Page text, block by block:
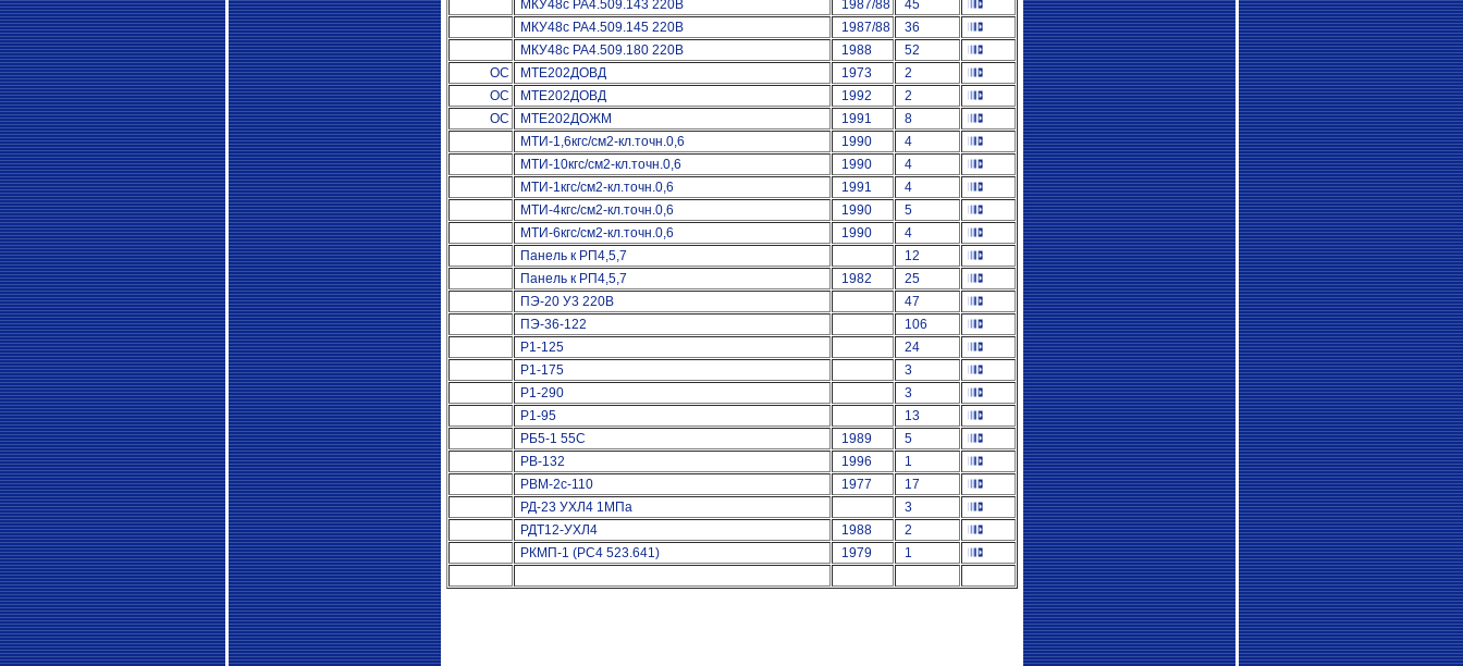
МКУ48с РА4.509.143 220В
1987/88
45
МКУ48с РА4.509.145 220В
1987/88
36
МКУ48с РА4.509.180 220В
1988
52
ОС
МТЕ202ДОВД 1973
2
ОС
МТЕ202ДОВД 1992
2
ОС
МТЕ202ДОЖМ 1991
8
МТИ-1,6кгс/см2-кл.точн.0,6
1990
4
МТИ-10кгс/см2-кл.точн.0,6
1990
4
МТИ-1кгс/см2-кл.точн.0,6
1991
4
МТИ-4кгс/см2-кл.точн.0,6
1990
5
МТИ-6кгс/см2-кл.точн.0,6
1990
4
Панель к РП4,5,7
12
Панель к РП4,5,7
1982
25
ПЭ-20 У3 220В
47
ПЭ-36-122
106
Р1-125
24
Р1-175
3
Р1-290
3
Р1-95
13
РБ5-1 55С
1989
5
РВ-132
1996
1
РВМ-2с-110
1977
17
РД-23 УХЛ4 1МПа
3
РДТ12-УХЛ4
1988
2
РКМП-1 (РС4 523.641)
1979 1